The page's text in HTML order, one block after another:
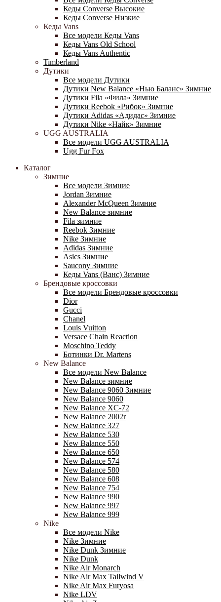
Кеды Converse Высокие
Кеды Converse Низкие
Кеды Vans
Все модели Кеды Vans
Кеды Vans Old School
Кеды Vans Authentic
Timberland
Дутики
Все модели Дутики
Дутики New Balance «Нью Баланс» Зимние
Дутики Fila «Фила» Зимние
Дутики Reebok «Рибок» Зимние
Дутики Adidas «Адидас» Зимние
Дутики Nike «Найк» Зимние
UGG AUSTRALIA
Все модели UGG AUSTRALIA
Ugg Fur Fox
Каталог
Зимние
Все модели Зимние
Jordan Зимние
Alexander McQueen Зимние
New Balance зимние
Fila зимние
Reebok Зимние
Nike Зимние
Adidas Зимние
Asics Зимние
Saucony Зимние
Кеды Vans (Ванс) Зимние
Брендовые кроссовки
Все модели Брендовые кроссовки
Dior
Gucci
Chanel
Louis Vuitton
Versace Chain Reaction
Moschino Teddy
Ботинки Dr. Martens
New Balance
Все модели New Balance
New Balance зимние
New Balance 9060 Зимние
New Balance 9060
New Balance XC-72
New Balance 2002r
New Balance 327
New Balance 530
New Balance 550
New Balance 650
New Balance 574
New Balance 580
New Balance 608
New Balance 754
New Balance 990
New Balance 997
New Balance 999
Nike
Все модели Nike
Nike Зимние
Nike Dunk Зимние
Nike Dunk
Nike Air Monarch
Nike Air Max Tailwind V
Nike Air Max Furyosa
Nike LDV